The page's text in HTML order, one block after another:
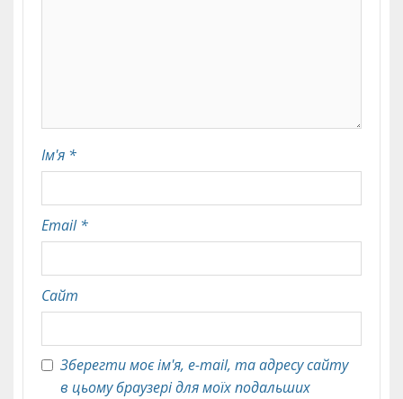
Ім'я *
Email*
Сайт
Зберегти моє ім'я, e-mail, та адресу сайту
в цьому браузері для моїх подальших